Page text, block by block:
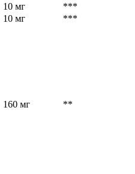
10 мг
***
10 мг
***
160 мг **